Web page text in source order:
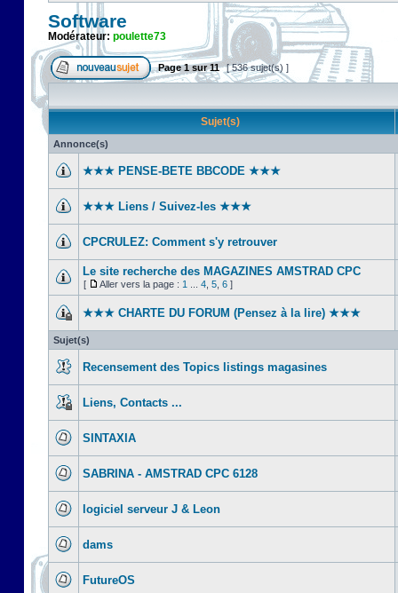
Software
Modérateur: poulette73
Page1sur11 [ 536 sujet(s) ]
Sujet(s)
Annonce(s)
★★★ PENSE-BETE BBCODE ★★★
★★★ Liens / Suivez-les ★★★
CPCRULEZ: Comment s'y retrouver‎
Le site recherche des MAGAZINES AMSTRAD CPC
[ Aller vers la page : 1 4 5 6 ]
★★★ CHARTE DU FORUM (Pensez à la lire) ★★★
Sujet(s)
Recensement des Topics listings magasines
Liens, Contacts ...
SINTAXIA
SABRINA - AMSTRAD CPC 6128
logiciel serveur J & Leon
dams
FutureOS